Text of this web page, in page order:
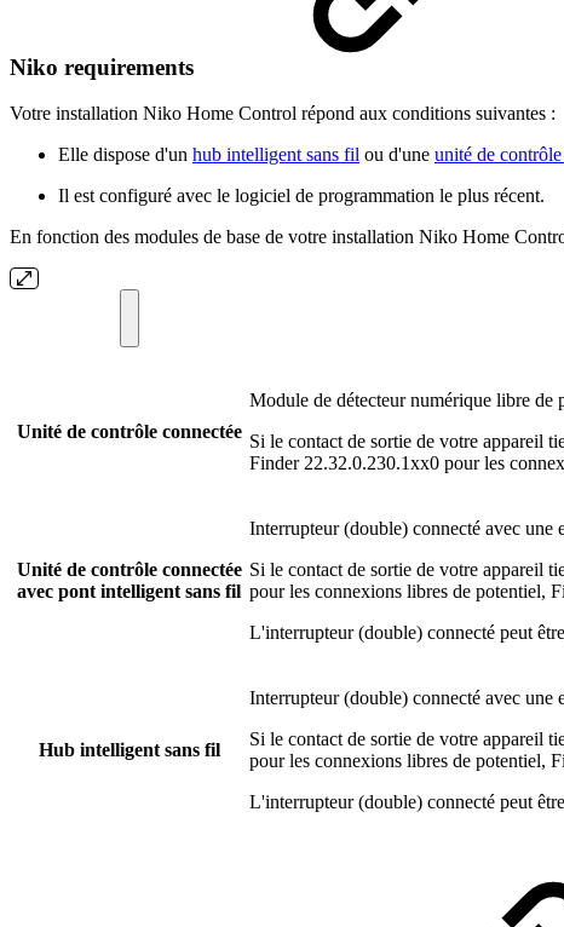
Niko requirements
Votre installation Niko Home Control répond aux conditions suivantes :
Elle dispose d'un hub intelligent sans fil ou d'une unité de
Il est configuré avec le logiciel de programmation le plus récent.
En fonction des modules de base de votre installation Niko Home
Unité de contrôle connectée
Module de détecteur numérique libre de
Si le contact de sortie de votre appareil
Finder 22.32.0.230.1xx0 pour les
Unité de contrôle connectée
avec pont intelligent sans fil
Interrupteur (double) connecté avec
Si le contact de sortie de votre appareil
pour les connexions libres de potentiel,
L'interrupteur (double) connecté peut
Hub intelligent sans fil
Interrupteur (double) connecté avec
Si le contact de sortie de votre appareil
pour les connexions libres de potentiel,
L'interrupteur (double) connecté peut